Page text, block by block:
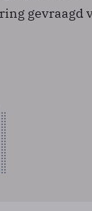
gevraagd